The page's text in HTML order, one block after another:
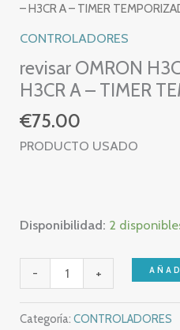
– H3CR A – TIMER
CONTROLADORES
revisar OMRON
H3CR A – TIMER
€75.00
PRODUCTO USADO
Disponibilidad: 2
-
OMRON
H3CR
+
Categoría:CONTROLADORES